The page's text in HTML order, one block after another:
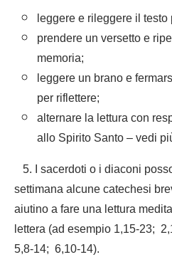
leggere e rileggere il
prendere un versetto e
memoria;
leggere un brano e
per riflettere;
alternare la lettura con
allo Spirito Santo – vedi
5. I sacerdoti o i diaconi
settimana alcune catechesi
aiutino a fare una lettura
lettera (ad esempio 1,15-23;
5,8-14; 6,10-14).